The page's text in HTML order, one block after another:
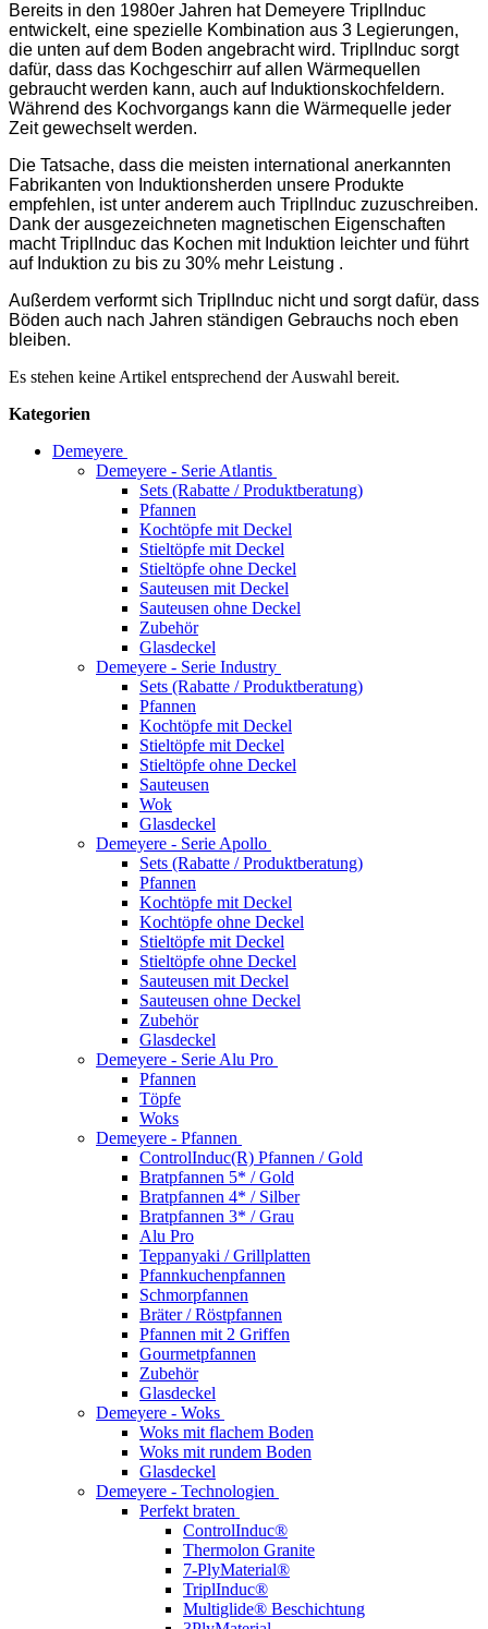
Bereits in den 1980er Jahren hat Demeyere TriplInduc
entwickelt, eine spezielle Kombination aus 3 Legierungen,
die unten auf dem Boden angebracht wird. TriplInduc sorgt
dafür, dass das Kochgeschirr auf allen Wärmequellen
gebraucht werden kann, auch auf Induktionskochfeldern.
Während des Kochvorgangs kann die Wärmequelle jeder
Zeit gewechselt werden.
Die Tatsache, dass die meisten international anerkannten
Fabrikanten von Induktionsherden unsere Produkte
empfehlen, ist unter anderem auch TriplInduc zuzuschreiben.
Dank der ausgezeichneten magnetischen Eigenschaften
macht TriplInduc das Kochen mit Induktion leichter und führt
auf Induktion zu bis zu 30% mehr Leistung .
Außerdem verformt sich TriplInduc nicht und sorgt dafür, dass
Böden auch nach Jahren ständigen Gebrauchs noch eben
bleiben.
Es stehen keine Artikel entsprechend der Auswahl bereit.
Kategorien
Demeyere
Demeyere - Serie Atlantis
Sets (Rabatte / Produktberatung)
Pfannen
Kochtöpfe mit Deckel
Stieltöpfe mit Deckel
Stieltöpfe ohne Deckel
Sauteusen mit Deckel
Sauteusen ohne Deckel
Zubehör
Glasdeckel
Demeyere - Serie Industry
Sets (Rabatte / Produktberatung)
Pfannen
Kochtöpfe mit Deckel
Stieltöpfe mit Deckel
Stieltöpfe ohne Deckel
Sauteusen
Wok
Glasdeckel
Demeyere - Serie Apollo
Sets (Rabatte / Produktberatung)
Pfannen
Kochtöpfe mit Deckel
Kochtöpfe ohne Deckel
Stieltöpfe mit Deckel
Stieltöpfe ohne Deckel
Sauteusen mit Deckel
Sauteusen ohne Deckel
Zubehör
Glasdeckel
Demeyere - Serie Alu Pro
Pfannen
Töpfe
Woks
Demeyere - Pfannen
ControlInduc(R) Pfannen / Gold
Bratpfannen 5* / Gold
Bratpfannen 4* / Silber
Bratpfannen 3* / Grau
Alu Pro
Teppanyaki / Grillplatten
Pfannkuchenpfannen
Schmorpfannen
Bräter / Röstpfannen
Pfannen mit 2 Griffen
Gourmetpfannen
Zubehör
Glasdeckel
Demeyere - Woks
Woks mit flachem Boden
Woks mit rundem Boden
Glasdeckel
Demeyere - Technologien
Perfekt braten
ControlInduc®
Thermolon Granite
7-PlyMaterial®
TriplInduc®
Multiglide® Beschichtung